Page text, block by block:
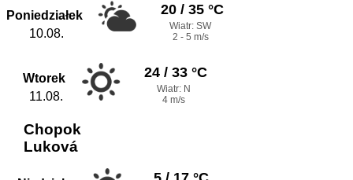
Poniedziałek
10.08.
20 / 35 °C
Wiatr: SW
2 - 5 m/s
Wtorek
11.08.
24 / 33 °C
Wiatr: N
4 m/s
Chopok
Luková